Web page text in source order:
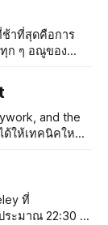
ช้าที่สุดคือการ
ก ๆ อณูของ
รใหญ่
and the
ด้ให้เทคนิคใหม่
ในความเสี่ยง
ที่
ะมาณ 22:30 น.